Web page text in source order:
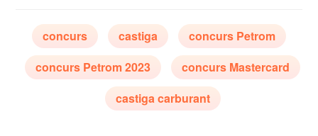
concurs castiga
concurs Petrom
concurs Petrom 2023
concurs Mastercard
castiga carburant